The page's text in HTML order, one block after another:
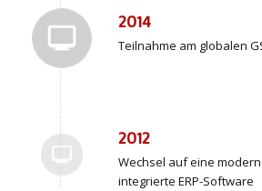
2014
Teilnahme am globalen
2012
Wechsel auf eine
integrierte ERP-Software